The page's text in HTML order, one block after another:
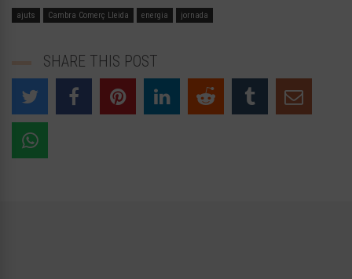
ajuts Cambra Comerç Lleida energia jornada
SHARE THIS POST